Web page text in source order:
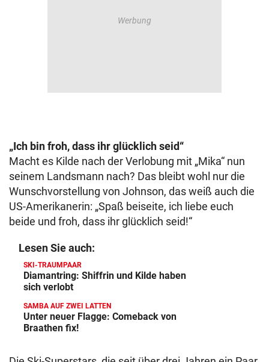
„Ich bin froh, dass ihr glücklich seid“
Macht es Kilde nach der Verlobung mit „Mika“ nun
seinem Landsmann nach? Das bleibt wohl nur die
Wunschvorstellung von Johnson, das weiß auch die
US-Amerikanerin: „Spaß beiseite, ich liebe euch
beide und froh, dass ihr glücklich seid!“
Lesen Sie auch:
SKI-TRAUMPAAR
Diamantring: Shiffrin und Kilde haben
sich verlobt
SAMBA AUF ZWEI LATTEN
Unter neuer Flagge: Comeback von
Braathen fix!